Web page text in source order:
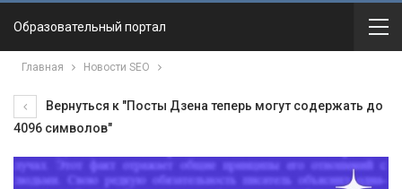
Образовательный портал
Главная Новости SEO
Вернуться к "Посты Дзена теперь могут содержать до
4096 символов"